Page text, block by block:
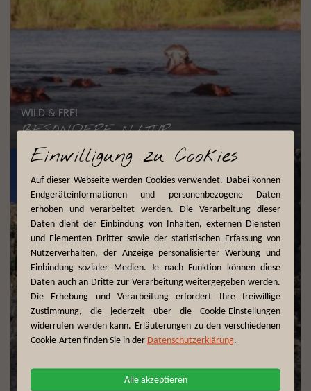
WILD & FREI
BESONDERE NATUR
Einwilligung zu Cookies
Auf dieser Webseite werden Cookies verwendet. Dabei können
Endgeräteinformationen und personenbezogene Daten
erhoben und verarbeitet werden. Die Verarbeitung dieser
Daten dient der Einbindung von Inhalten, externen Diensten
und Elementen Dritter sowie der statistischen Erfassung von
Nutzerverhalten, der Anzeige personalisierter Werbung und
Einbindung sozialer Medien. Je nach Funktion können diese
Daten auch an Dritte zur Verarbeitung weitergegeben werden.
Die Erhebung und Verarbeitung erfordert Ihre freiwillige
Zustimmung, die jederzeit über die Cookie-Einstellungen
widerrufen werden kann. Erläuterungen zu den verschiedenen
Cookie-Arten finden Sie in der Datenschutzerklärung.
Alle akzeptieren